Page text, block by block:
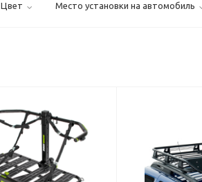
Цвет Место установки на автомобиль